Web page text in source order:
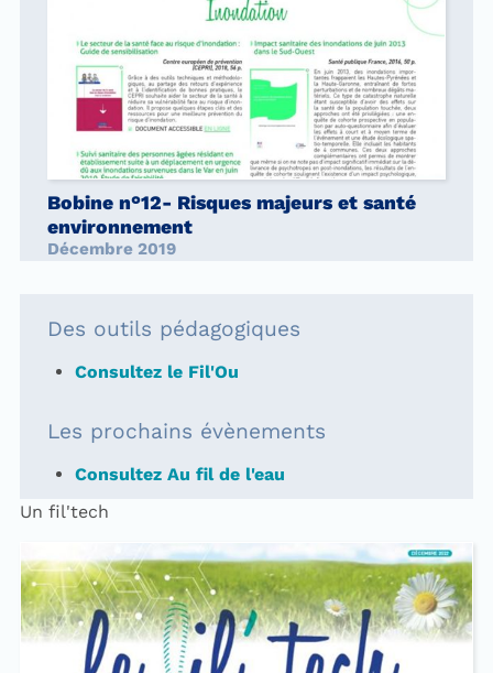
Bobine n°12- Risques majeurs et santé
environnement
Décembre 2019
Des outils pédagogiques
Consultez le Fil'Ou
Les prochains évènements
Consultez Au fil de l'eau
Un fil'tech